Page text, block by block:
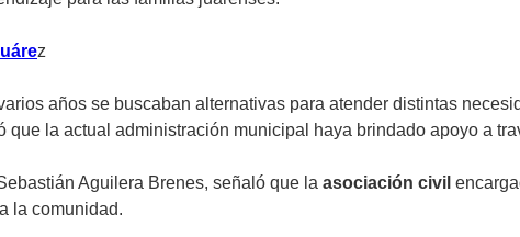
z
años se buscaban alternativas para atender distintas
que la actual administración municipal haya brindado apoyo a
Aguilera Brenes, señaló que la asociación civil
la comunidad.